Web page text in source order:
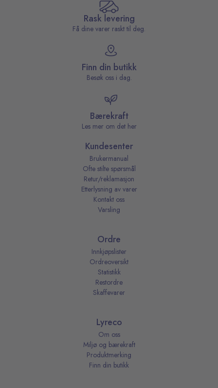
Rask levering
Få dine varer raskt til deg.
Finn din butikk
Besøk oss i dag.
Bærekraft
Les mer om det her
Kundesenter
Brukermanual
Ofte stilte spørsmål
Retur/reklamasjon
Etterlysning av varer
Kontakt oss
Varsling
Ordre
Innkjøpslister
Ordreoversikt
Statistikk
Restordre
Skaffevarer
Lyreco
Om oss
Miljø og bærekraft
Produktmerking
Finn din butikk